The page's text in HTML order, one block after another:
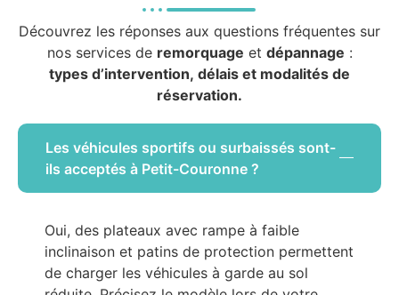
Découvrez les réponses aux questions fréquentes sur
nos services de remorquage et dépannage :
types d’intervention, délais et modalités de
réservation.
Les véhicules sportifs ou surbaissés sont-
ils acceptés à Petit-Couronne ?
Oui, des plateaux avec rampe à faible
inclinaison et patins de protection permettent
de charger les véhicules à garde au sol